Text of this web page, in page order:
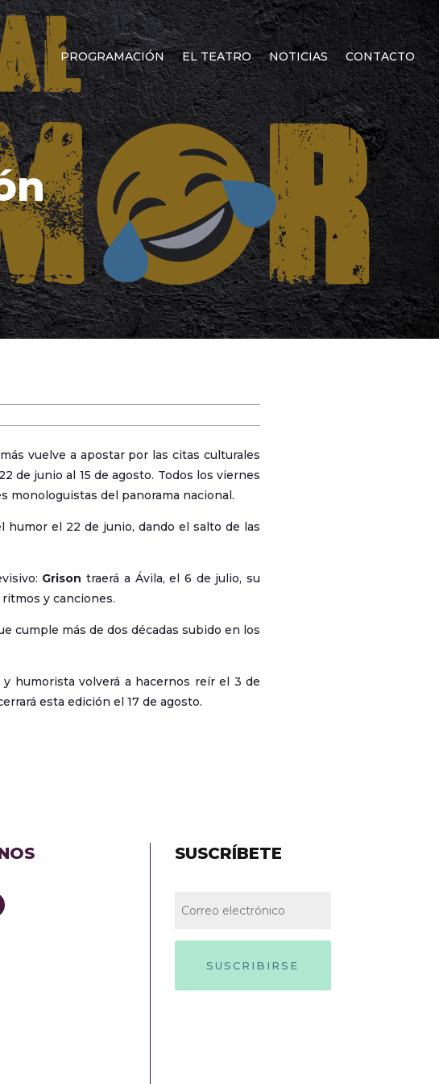
PROGRAMACIÓN EL TEATRO NOTICIAS CONTACTO
vuelve a apostar por las citas culturales
de junio al 15 de agosto. Todos los viernes
monologuistas del panorama nacional.
humor el 22 de junio, dando el salto de las
Grison traerá a Ávila, el 6 de julio, su
y canciones.
cumple más de dos décadas subido en los
humorista volverá a hacernos reír el 3 de
esta edición el 17 de agosto.
SUSCRÍBETE
SUSCRIBIRSE